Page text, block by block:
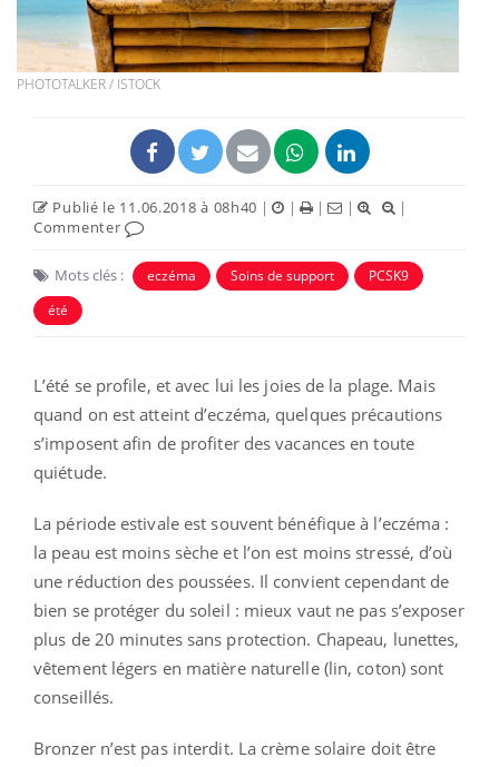
PHOTOTALKER / ISTOCK
Publié le 11.06.2018 à 08h40 | | | |
|
Commenter
Mots clés : eczéma Soins de support
PCSK9
été
L’été se profile, et avec lui les joies de la plage. Mais
quand on est atteint d’eczéma, quelques précautions
s’imposent afin de profiter des vacances en toute
quiétude.
La période estivale est souvent bénéfique à l’eczéma :
la peau est moins sèche et l’on est moins stressé, d’où
une réduction des poussées. Il convient cependant de
bien se protéger du soleil : mieux vaut ne pas s’exposer
plus de 20 minutes sans protection. Chapeau, lunettes,
vêtement légers en matière naturelle (lin, coton) sont
conseillés.
Bronzer n’est pas interdit. La crème solaire doit être